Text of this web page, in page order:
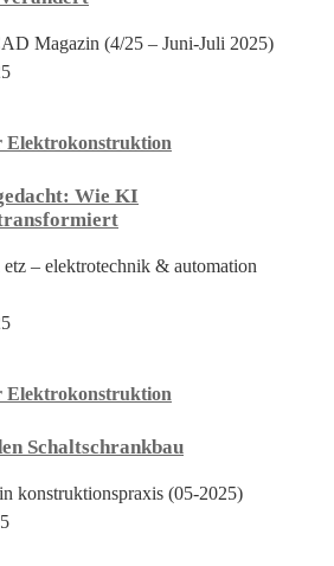
Magazin (4/25 – Juni-Juli 2025)
Elektrokonstruktion
Wie KI
transformiert
– elektrotechnik & automation
Elektrokonstruktion
Schaltschrankbau
konstruktionspraxis (05-2025)